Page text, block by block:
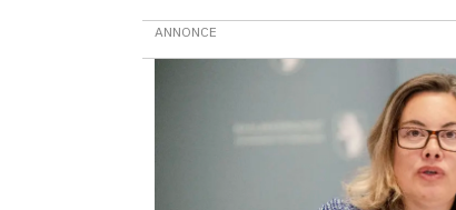
ANNONCE